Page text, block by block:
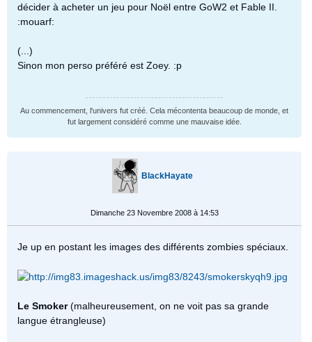
décider à acheter un jeu pour Noël entre GoW2 et Fable II.
:mouarf:
(...)
Sinon mon perso préféré est Zoey. :p
Au commencement, l'univers fut créé. Cela mécontenta beaucoup de monde, et
fut largement considéré comme une mauvaise idée.
BlackHayate
Dimanche 23 Novembre 2008 à 14:53
Je up en postant les images des différents zombies spéciaux.
Le Smoker(malheureusement, on ne voit pas sa grande
langue étrangleuse)